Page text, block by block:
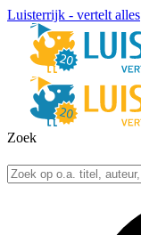
Luisterrijk - vertelt alles
Zoek